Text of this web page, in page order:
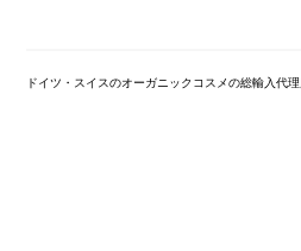
ドイツ・スイスのオーガニックコスメの総輸入代